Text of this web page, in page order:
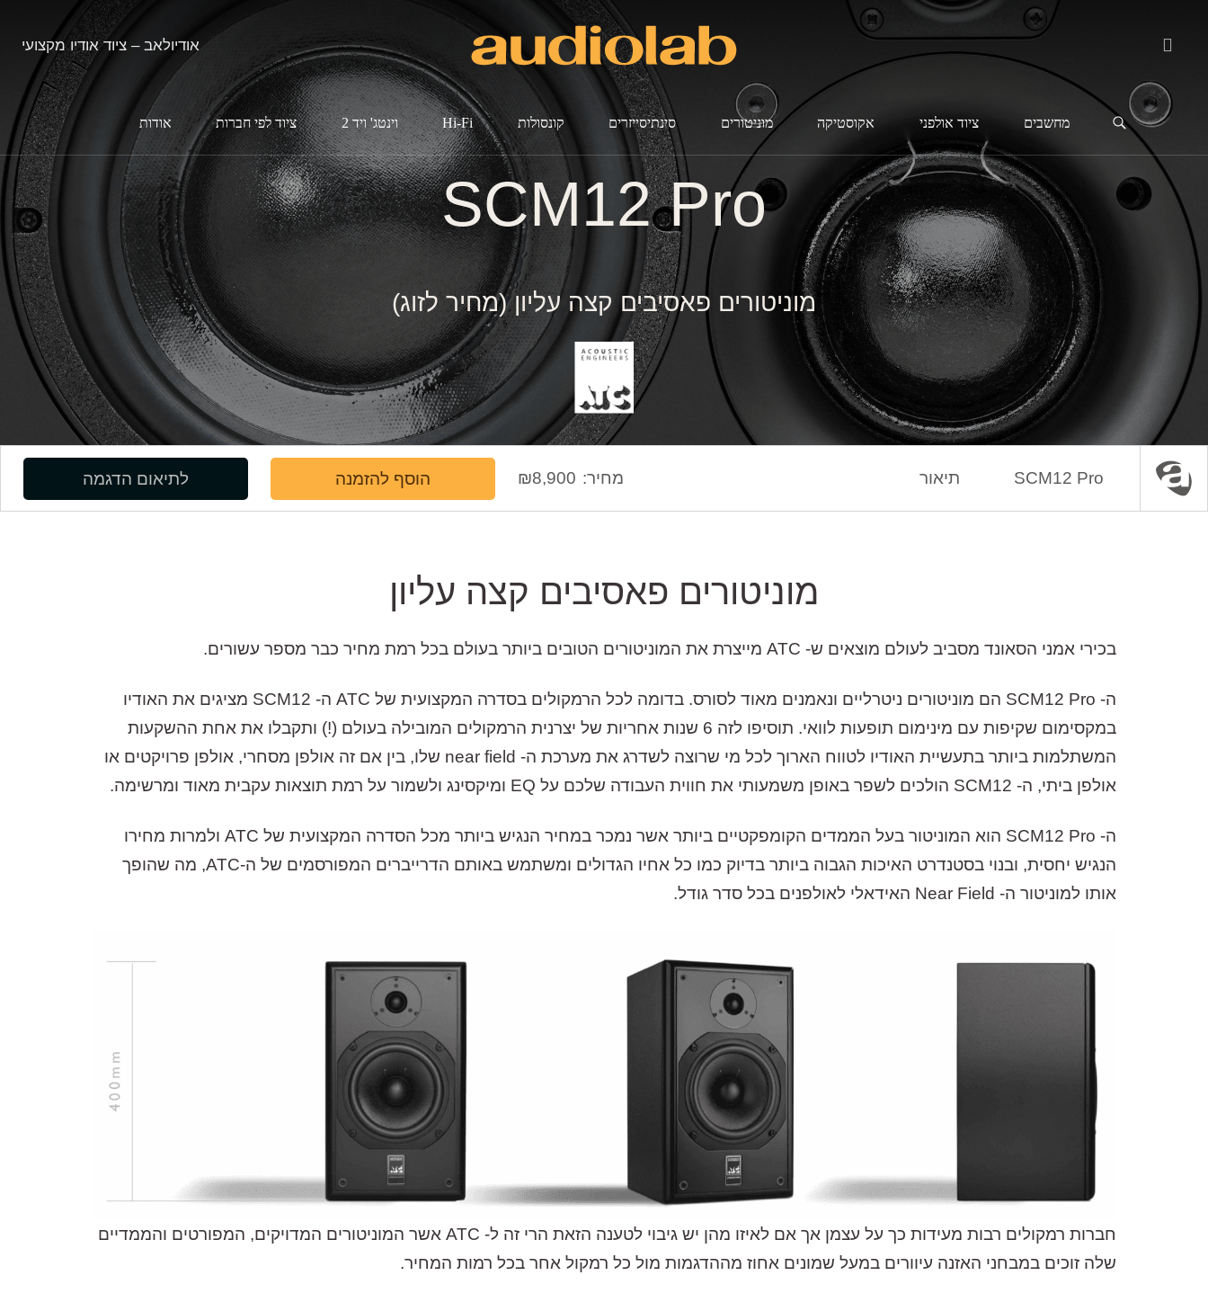
אודיולאב – ציוד אודיו מקצועי
מחשבים ציוד אולפני אקוסטיקה מוניטורים סינתיסייזרים קונסולות Hi-Fi וינטג' ויד 2 ציוד לפי חברות אודות
SCM12 Pro
מוניטורים פאסיבים קצה עליון (מחיר לזוג)
עמוד הבית מוניטורים
SCM12 Pro תיאור מחיר: ₪8,900 הוסף להזמנה לתיאום הדגמה
מוניטורים פאסיבים קצה עליון
בכירי אמני הסאונד מסביב לעולם מוצאים ש- ATC מייצרת את המוניטורים הטובים ביותר בעולם בכל רמת מחיר כבר מספר עשורים.
ה- SCM12 Pro הם מוניטורים ניטרליים ונאמנים מאוד לסורס. בדומה לכל הרמקולים בסדרה המקצועית של ATC ה- SCM12 מציגים את האודיו
במקסימום שקיפות עם מינימום תופעות לוואי. תוסיפו לזה 6 שנות אחריות של יצרנית הרמקולים המובילה בעולם (!) ותקבלו את אחת ההשקעות
המשתלמות ביותר בתעשיית האודיו לטווח הארוך לכל מי שרוצה לשדרג את מערכת ה- near field שלו, בין אם זה אולפן מסחרי, אולפן פרויקטים או
אולפן ביתי, ה- SCM12 הולכים לשפר באופן משמעותי את חווית העבודה שלכם על EQ ומיקסינג ולשמור על רמת תוצאות עקבית מאוד ומרשימה.
ה- SCM12 Pro הוא המוניטור בעל הממדים הקומפקטיים ביותר אשר נמכר במחיר הנגיש ביותר מכל הסדרה המקצועית של ATC ולמרות מחירו
הנגיש יחסית, ובנוי בסטנדרט האיכות הגבוה ביותר בדיוק כמו כל אחיו הגדולים ומשתמש באותם הדרייברים המפורסמים של ה-ATC, מה שהופך
אותו למוניטור ה- Near Field האידאלי לאולפנים בכל סדר גודל.
חברות רמקולים רבות מעידות כך על עצמן אך אם לאיזו מהן יש גיבוי לטענה הזאת הרי זה ל- ATC אשר המוניטורים המדויקים, המפורטים והממדיים
שלה זוכים במבחני האזנה עיוורים במעל שמונים אחוז מההדגמות מול כל רמקול אחר בכל רמות המחיר.